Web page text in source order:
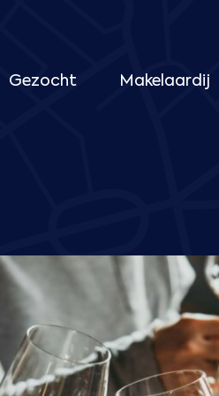
Gezocht Makelaardij